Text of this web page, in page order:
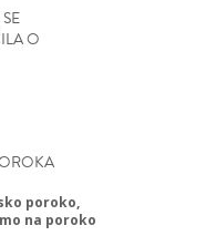
O
poroko,
na poroko